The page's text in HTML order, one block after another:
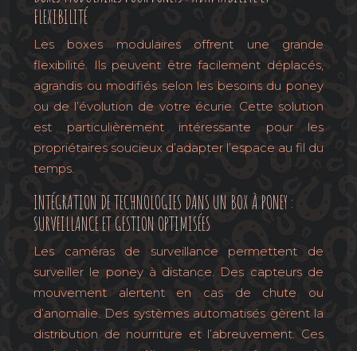
FLEXIBILITÉ
Les boxes modulaires offrent une grande
flexibilité. Ils peuvent être facilement déplacés,
agrandis ou modifiés selon les besoins du poney
ou de l’évolution de votre écurie. Cette solution
est particulièrement intéressante pour les
propriétaires soucieux d’adapter l’espace au fil du
temps.
INTÉGRATION DE TECHNOLOGIES DANS UN BOX À PONEY :
SURVEILLANCE ET GESTION OPTIMISÉES
Les caméras de surveillance permettent de
surveiller le poney à distance. Des capteurs de
mouvement alertent en cas de chute ou
d’anomalie. Des systèmes automatisés gèrent la
distribution de nourriture et l’abreuvement. Ces